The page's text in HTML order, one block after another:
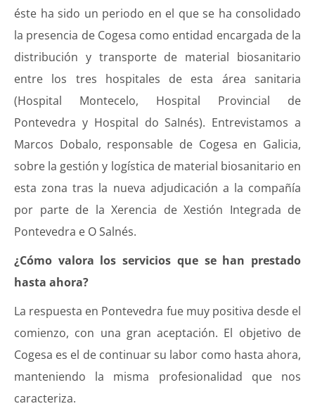
éste ha sido un periodo en el que se ha consolidado
la presencia de Cogesa como entidad encargada de la
distribución y transporte de material biosanitario
entre los tres hospitales de esta área sanitaria
(Hospital Montecelo, Hospital Provincial de
Pontevedra y Hospital do SaInés). Entrevistamos a
Marcos Dobalo, responsable de Cogesa en Galicia,
sobre la gestión y logística de material biosanitario en
esta zona tras la nueva adjudicación a la compañía
por parte de la Xerencia de Xestión Integrada de
Pontevedra e O Salnés.
¿Cómo valora los servicios que se han prestado
hasta ahora?
La respuesta en Pontevedra fue muy positiva desde el
comienzo, con una gran aceptación. El objetivo de
Cogesa es el de continuar su labor como hasta ahora,
manteniendo la misma profesionalidad que nos
caracteriza.